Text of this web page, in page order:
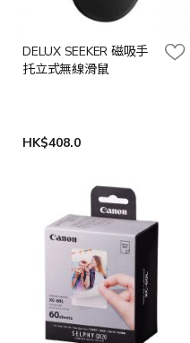
DELUX SEEKER 磁吸手
托立式無線滑鼠
HK$408.0